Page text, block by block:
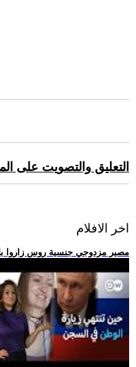
التعليق والتصويت على
اخر الافلام
.. مصير مزدوجي جنسية روس زاروا